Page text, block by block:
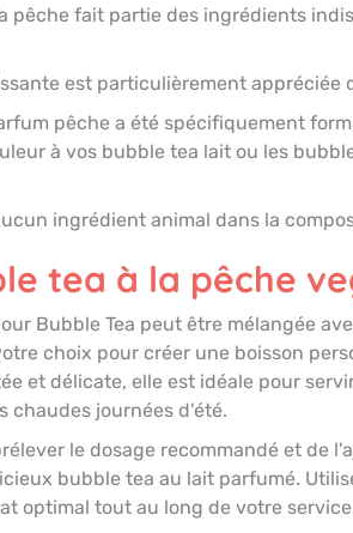
pêche fait partie des ingrédients
est particulièrement appréciée
pêche a été spécifiquement
à vos bubble tea lait ou les
ingrédient animal dans la
tea à la pêche
Bubble Tea peut être mélangée
choix pour créer une boisson
et délicate, elle est idéale pour
chaudes journées d'été.
le dosage recommandé et de
bubble tea au lait parfumé.
optimal tout au long de votre